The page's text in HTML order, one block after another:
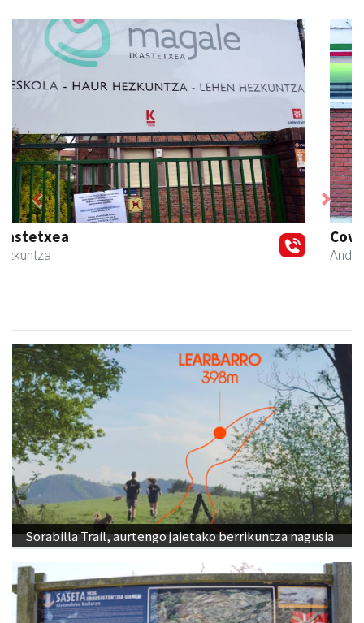
Coviran Karrika
Andoain
Previous Next
Sorabilla Trail, aurtengo jaietako berrikuntza nagusia